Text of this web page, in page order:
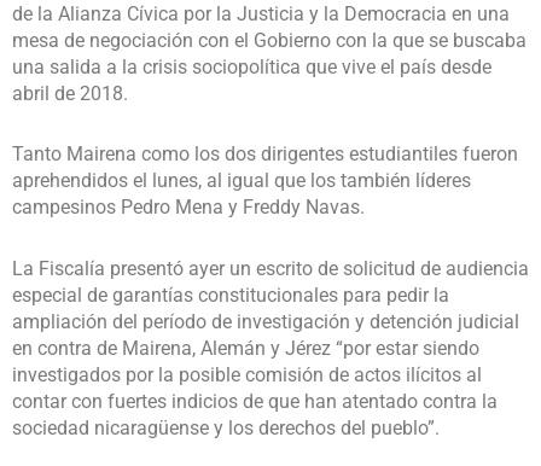
de la Alianza Cívica por la Justicia y la Democracia en una
mesa de negociación con el Gobierno con la que se buscaba
una salida a la crisis sociopolítica que vive el país desde
abril de 2018.
Tanto Mairena como los dos dirigentes estudiantiles fueron
aprehendidos el lunes, al igual que los también líderes
campesinos Pedro Mena y Freddy Navas.
La Fiscalía presentó ayer un escrito de solicitud de audiencia
especial de garantías constitucionales para pedir la
ampliación del período de investigación y detención judicial
en contra de Mairena, Alemán y Jérez “por estar siendo
investigados por la posible comisión de actos ilícitos al
contar con fuertes indicios de que han atentado contra la
sociedad nicaragüense y los derechos del pueblo”.